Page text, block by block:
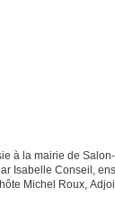
à la mairie de
Isabelle Conseil,
Michel Roux,